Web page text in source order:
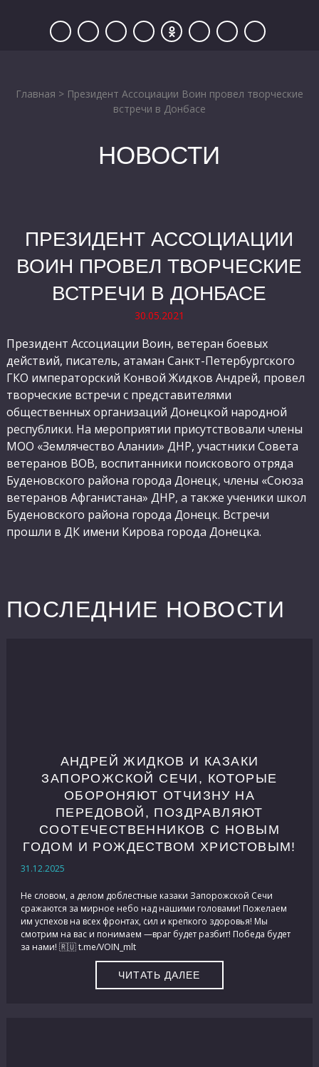
Главная > Президент Ассоциации Воин провел творческие
встречи в Донбасе
НОВОСТИ
ПРЕЗИДЕНТ АССОЦИАЦИИ
ВОИН ПРОВЕЛ ТВОРЧЕСКИЕ
ВСТРЕЧИ В ДОНБАСЕ
30.05.2021
Президент Ассоциации Воин, ветеран боевых
действий, писатель, атаман Санкт-Петербургского
ГКО императорский Конвой Жидков Андрей, провел
творческие встречи с представителями
общественных организаций Донецкой народной
республики. На мероприятии присутствовали члены
МОО «Землячество Алании» ДНР, участники Совета
ветеранов ВОВ, воспитанники поискового отряда
Буденовского района города Донецк, члены «Союза
ветеранов Афганистана» ДНР, а также ученики школ
Буденовского района города Донецк. Встречи
прошли в ДК имени Кирова города Донецка.
ПОСЛЕДНИЕ НОВОСТИ
АНДРЕЙ ЖИДКОВ И КАЗАКИ
ЗАПОРОЖСКОЙ СЕЧИ, КОТОРЫЕ
ОБОРОНЯЮТ ОТЧИЗНУ НА
ПЕРЕДОВОЙ, ПОЗДРАВЛЯЮТ
СООТЕЧЕСТВЕННИКОВ С НОВЫМ
ГОДОМ И РОЖДЕСТВОМ ХРИСТОВЫМ!
31.12.2025
Не словом, а делом доблестные казаки Запорожской Сечи
сражаются за мирное небо над нашими головами! Пожелаем
им успехов на всех фронтах, сил и крепкого здоровья! Мы
смотрим на вас и понимаем —враг будет разбит! Победа будет
за нами! 🇷🇺 t.me/VOIN_mlt
ЧИТАТЬ ДАЛЕЕ